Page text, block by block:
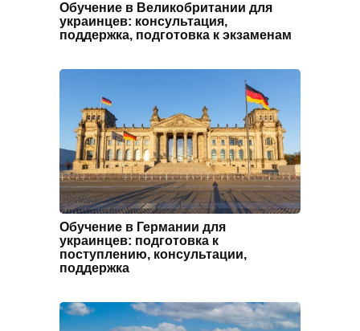
Обучение в Великобритании для
украинцев: консультация,
поддержка, подготовка к экзаменам
Обучение в Германии для
украинцев: подготовка к
поступлению, консультации,
поддержка